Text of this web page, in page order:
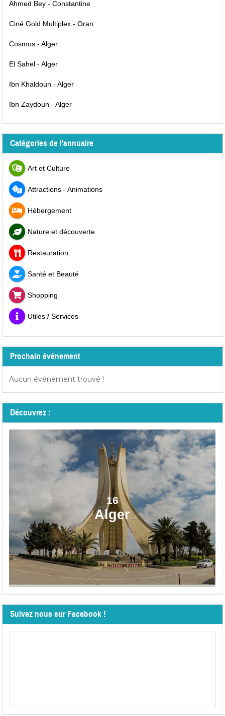
Ahmed Bey - Constantine
Ciné Gold Multiplex - Oran
Cosmos - Alger
El Sahel - Alger
Ibn Khaldoun - Alger
Ibn Zaydoun - Alger
Catégories de l'annuaire
Art et Culture
Attractions - Animations
Hébergement
Nature et découverte
Restauration
Santé et Beauté
Shopping
Utiles / Services
Prochain événement
Aucun événement trouvé !
Découvrez :
16
Alger
Suivez nous sur Facebook !